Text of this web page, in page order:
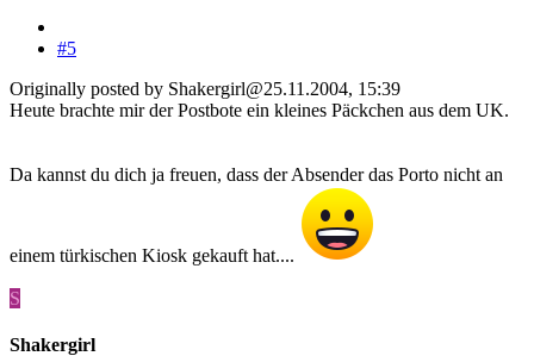
#5
Originally posted by Shakergirl@25.11.2004, 15:39
Heute brachte mir der Postbote ein kleines Päckchen aus dem UK.
Da kannst du dich ja freuen, dass der Absender das Porto nicht an
einem türkischen Kiosk gekauft hat....
S
Shakergirl